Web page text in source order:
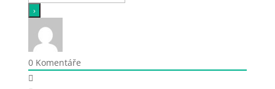
0Komentáře